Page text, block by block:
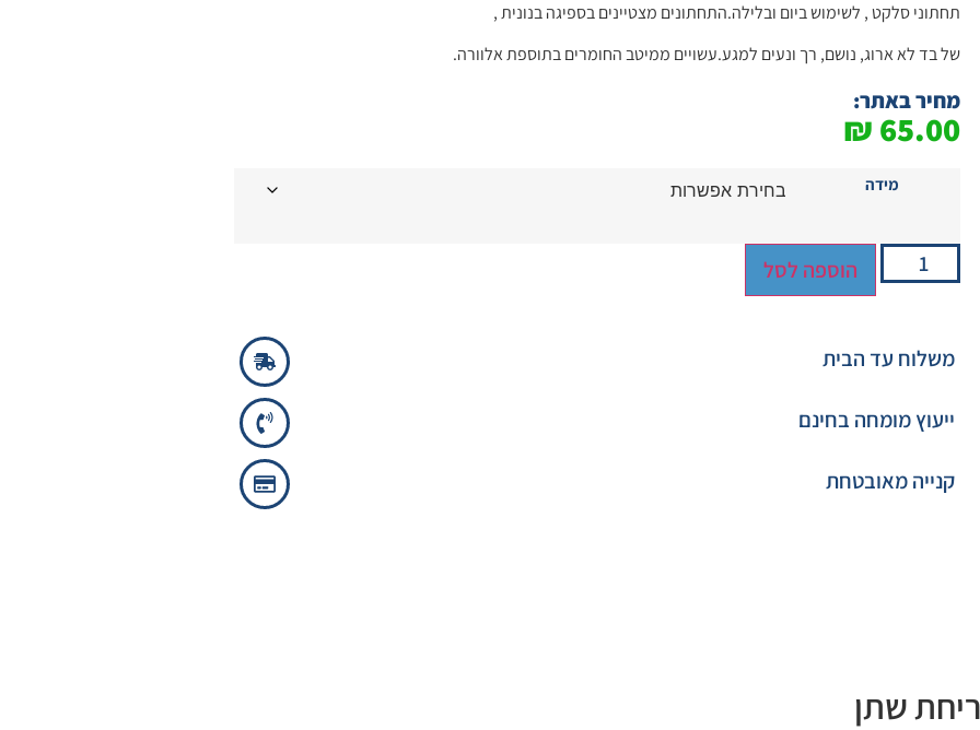
תחתוני סלקט , לשימוש ביום ובלילה.התחתונים מצטיינים בספיגה בנונית ,
של בד לא ארוג, נושם, רך ונעים למגע.עשויים ממיטב החומרים בתוספת אלוורה.
מחיר באתר:
65.00
₪
מידה
הוספה לסל
משלוח עד הבית
ייעוץ מומחה בחינם
קנייה מאובטחת
שתן